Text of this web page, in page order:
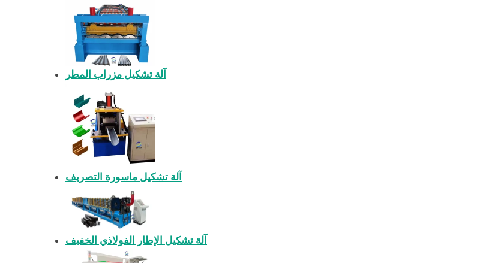
آلة تشكيل مزراب المطر
آلة تشكيل ماسورة التصريف
آلة تشكيل الإطار الفولاذي الخفيف